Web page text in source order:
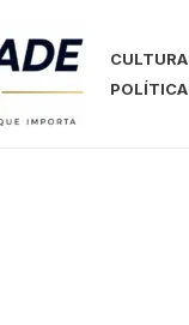
CULTURA
POLÍTICA